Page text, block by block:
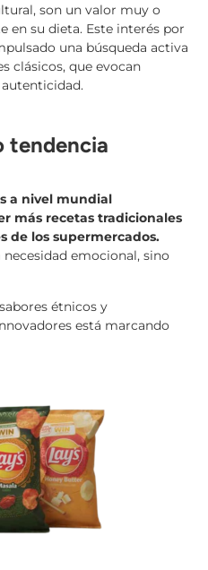
son un valor muy o
su dieta. Este interés por
una búsqueda activa
clásicos, que evocan
tendencia
a nivel mundial
más recetas tradicionales
de los supermercados.
emocional, sino
étnicos y
está marcando